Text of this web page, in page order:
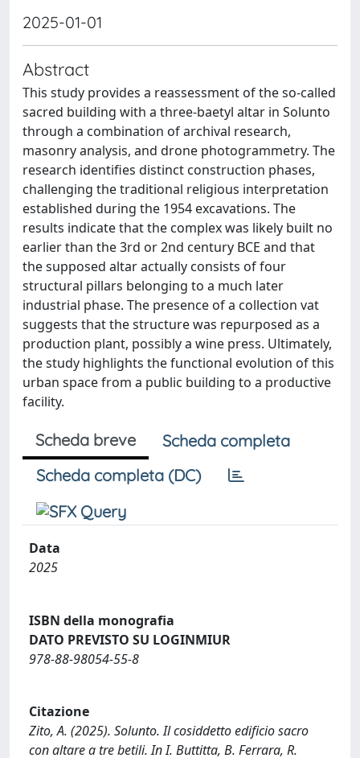
2025-01-01
Abstract
This study provides a reassessment of the so-called
sacred building with a three-baetyl altar in Solunto
through a combination of archival research,
masonry analysis, and drone photogrammetry. The
research identifies distinct construction phases,
challenging the traditional religious interpretation
established during the 1954 excavations. The
results indicate that the complex was likely built no
earlier than the 3rd or 2nd century BCE and that
the supposed altar actually consists of four
structural pillars belonging to a much later
industrial phase. The presence of a collection vat
suggests that the structure was repurposed as a
production plant, possibly a wine press. Ultimately,
the study highlights the functional evolution of this
urban space from a public building to a productive
facility.
Scheda breve
Scheda completa
Scheda completa (DC)
Data
2025
ISBN della monografia
DATO PREVISTO SU LOGINMIUR
978-88-98054-55-8
Citazione
Zito, A. (2025). Solunto. Il cosiddetto edificio sacro
con altare a tre betili. In I. Buttitta, B. Ferrara, R.